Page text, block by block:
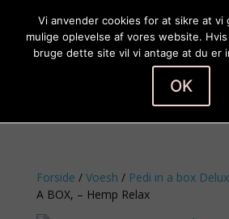
Forside / Voesh / Pedi in a box
A BOX, – Hemp Relax
Vi anvender cookies for at sikre at vi
mulige oplevelse af vores website.
bruge dette site vil vi antage at du er
OK